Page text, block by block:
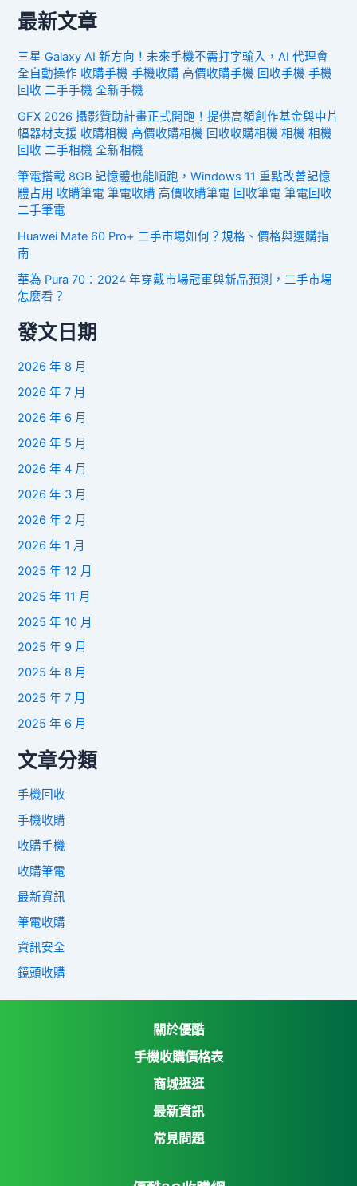
最新文章
三星 Galaxy AI 新方向！未來手機不需打字輸入，AI 代理會
全自動操作 收購手機 手機收購 高價收購手機 回收手機 手機
回收 二手手機 全新手機
GFX 2026 攝影贊助計畫正式開跑！提供高額創作基金與中片
幅器材支援 收購相機 高價收購相機 回收收購相機 相機 相機
回收 二手相機 全新相機
筆電搭載 8GB 記憶體也能順跑，Windows 11 重點改善記憶
體占用 收購筆電 筆電收購 高價收購筆電 回收筆電 筆電回收
二手筆電
Huawei Mate 60 Pro+ 二手市場如何？規格、價格與選購指
南
華為 Pura 70：2024 年穿戴市場冠軍與新品預測，二手市場
怎麼看？
發文日期
2026 年 8 月
2026 年 7 月
2026 年 6 月
2026 年 5 月
2026 年 4 月
2026 年 3 月
2026 年 2 月
2026 年 1 月
2025 年 12 月
2025 年 11 月
2025 年 10 月
2025 年 9 月
2025 年 8 月
2025 年 7 月
2025 年 6 月
文章分類
手機回收
手機收購
收購手機
收購筆電
最新資訊
筆電收購
資訊安全
鏡頭收購
關於優酷
手機收購價格表
商城逛逛
優酷3C收購網
Yahoo購物中心
最新資訊
常見問題